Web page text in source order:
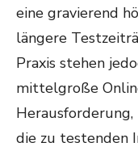
eine gravierend
längere
Praxis stehen
mittelgroße
die zu testenden